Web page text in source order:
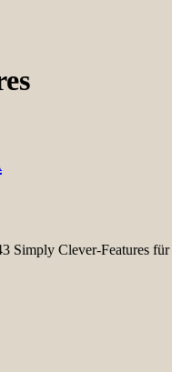
Simply Clever-Features für